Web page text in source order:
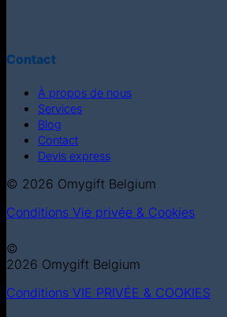
Contact
À propos de nous
Services
Blog
Contact
Devis express
© 2026 Omygift Belgium
Conditions Vie privée & Cookies
©
2026 Omygift Belgium
Conditions VIE PRIVÉE & COOKIES